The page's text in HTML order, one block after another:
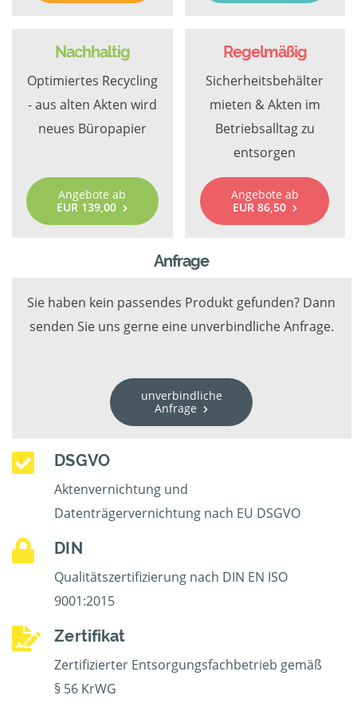
Nachhaltig
Optimiertes Recycling
- aus alten Akten wird
neues Büropapier
Angebote ab
EUR 139,00
Regelmäßig
Sicherheitsbehälter
mieten & Akten im
Betriebsalltag zu
entsorgen
Angebote ab
EUR 86,50
Anfrage
Sie haben kein passendes Produkt gefunden? Dann
senden Sie uns gerne eine unverbindliche Anfrage.
unverbindliche
Anfrage
DSGVO
Aktenvernichtung und
Datenträgervernichtung nach EU DSGVO
DIN
Qualitätszertifizierung nach DIN EN ISO
9001:2015
Zertifikat
Zertifizierter Entsorgungsfachbetrieb gemäß
§ 56 KrWG